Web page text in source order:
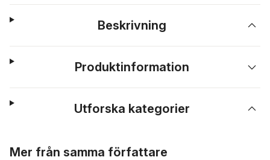
Beskrivning
Produktinformation
Utforska kategorier
Mer från samma författare